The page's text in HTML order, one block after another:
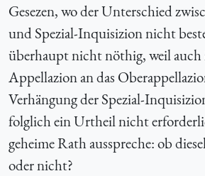
Gesezen, wo der Unterschied
und Spezial-Inquisizion nicht
überhaupt nicht nöthig, weil
Appellazion an das
Verhängung der Spezial-
folglich ein Urtheil nicht
geheime Rath ausspreche: ob
oder nicht?